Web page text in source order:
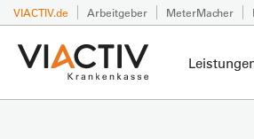
VIACTIV.de Arbeitgeber MeterMacher